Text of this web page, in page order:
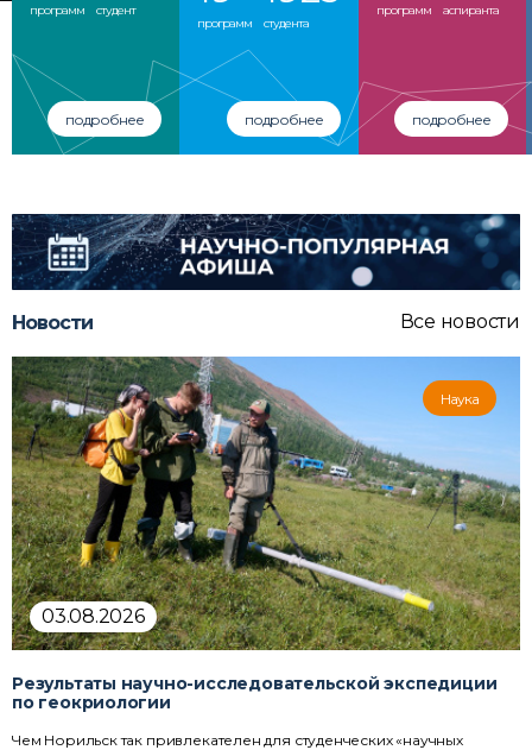
программ студент
подробнее
программ студента
подробнее
программ аспиранта
подробнее
Новости Все новости
Наука
03.08.2026
Результаты научно-исследовательской экспедиции
по геокриологии
Чем Норильск так привлекателен для студенческих «научных